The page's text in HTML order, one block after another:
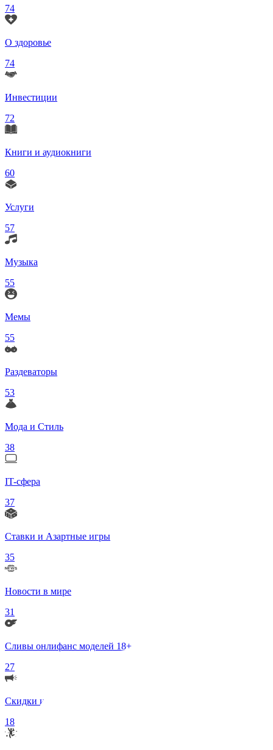
74
О здоровье
74
Инвестиции
72
Книги и аудиокниги
60
Услуги
57
Музыка
55
Мемы
55
Раздеваторы
53
Мода и Стиль
38
IT-сфера
37
Ставки и Азартные игры
35
Новости в мире
31
Сливы онлифанс моделей 18+
27
Скидки и Акции
18